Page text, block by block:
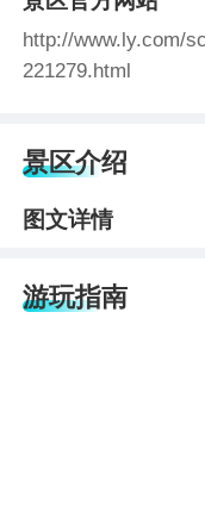
http://www.ly.com/
221279.html
景区介绍
图文详情
游玩指南